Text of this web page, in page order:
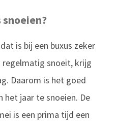
snoeien?
is bij een buxus zeker
regelmatig snoeit, krijg
Daarom is het goed
het jaar te snoeien. De
is een prima tijd een